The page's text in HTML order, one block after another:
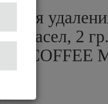
для
масел, 2
COFFEE